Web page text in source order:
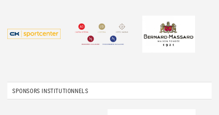
SPONSORS INSTITUTIONNELS